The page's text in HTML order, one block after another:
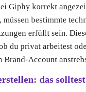
Giphy korrekt
bestimmte
erfüllt sein.
du privat arbeitest
Brand-Account
das